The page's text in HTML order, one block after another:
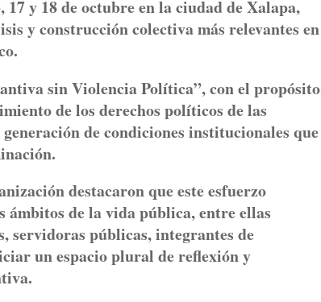
y 18 de octubre en la ciudad de Xalapa,
y construcción colectiva más relevantes en
sin Violencia Política”, con el propósito
de los derechos políticos de las
de condiciones institucionales que
destacaron que este esfuerzo
de la vida pública, entre ellas
servidoras públicas, integrantes de
un espacio plural de reflexión y